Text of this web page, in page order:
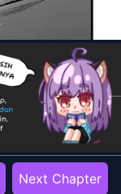
Next Chapter